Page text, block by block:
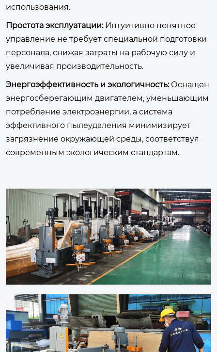
использования.
Простота эксплуатации:Интуитивно понятное
управление не требует специальной подготовки
персонала, снижая затраты на рабочую силу и
увеличивая производительность.
Энергоэффективность и экологичность:Оснащен
энергосберегающим двигателем, уменьшающим
потребление электроэнергии, а система
эффективного пылеудаления минимизирует
загрязнение окружающей среды, соответствуя
современным экологическим стандартам.